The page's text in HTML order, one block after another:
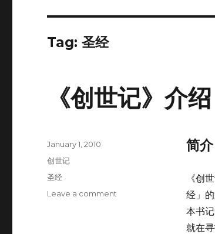
Tag: 圣经
《创世记》介绍
简介
《创
经」
本书
就在
Posted
on
January 1, 2010
Categories
创世记
Tags
圣经
Leave a comment